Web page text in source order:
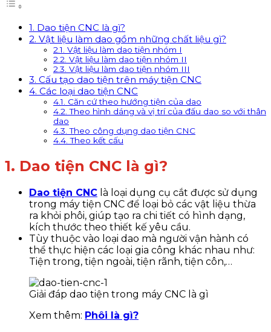
1. Dao tiện CNC là gì?
2. Vật liệu làm dao gồm những chất liệu gì?
2.1. Vật liệu làm dao tiện nhóm I
2.2. Vật liệu làm dao tiện nhóm II
2.3. Vật liệu làm dao tiện nhóm III
3. Cấu tạo dao tiện trên máy tiện CNC
4. Các loại dao tiện CNC
4.1. Căn cứ theo hướng tiện của dao
4.2. Theo hình dáng và vị trí của đấu dao so với thân
dao
4.3. Theo công dụng dao tiện CNC
4.4. Theo kết cấu
1. Dao tiện CNC là gì?
Dao tiện CNC là loại dụng cụ cắt được sử dụng
trong máy tiện CNC để loại bỏ các vật liệu thừa
ra khỏi phôi, giúp tạo ra chi tiết có hình dạng,
kích thước theo thiết kế yêu cầu.
Tùy thuộc vào loại dao mà người vận hành có
thể thực hiện các loại gia công khác nhau như:
Tiện trong, tiện ngoài, tiện rãnh, tiện côn,…
Giải đáp dao tiện trong máy CNC là gì
Xem thêm: Phôi là gì?